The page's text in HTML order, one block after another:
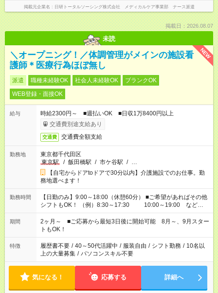
掲載元企業名 日研トータルソーシング株式会社 メディカルケア事業部 ナース派遣
掲載日：2026.08.07
未読
NEW
＼オープニング！／体調管理がメインの施設看
護師＊医療行為ほぼ無し
派遣 職種未経験OK 社会人未経験OK
ブランクOK
WEB登録・面接OK
給与
時給2300円～ ■週払いOK ■日収1万8400円以上
交通費別途支給あり
交通費 交通費全額支給
勤務地
東京都千代田区
東京駅
/ 飯田橋駅 / 市ケ谷駅 / …
【自宅からドアtoドアで30分以内】介護施設でのお仕事。勤
務地選べます！
勤務時間
【日勤のみ】9:00～18:00（休憩60分） ■ご希望があればその他
シフトもOK！ （例）8:30～17:30 10:00～19:00 など
「家族とお休みを合わせたい」 「できれば残業はしたくない」
など、あなたのご希望に沿ったお仕事をご紹介します！ ※Wワ
ーク希望の方へ 今ご覧のお仕事で希望する勤務時間と、もう1つ
のお仕事の勤務時間。 合計で週40時間を超える場合は応募でき
ません
期間
2ヶ月～ ■ご応募から最短3日後に開始可能 8月～、9月スター
トもOK！
特徴 履歴書不要 / 40～50代活躍中 / 服装自由 / シフト勤務 / 10名以
上の大量募集 / パソコンスキル不要
気になる！ 応募する 詳細へ